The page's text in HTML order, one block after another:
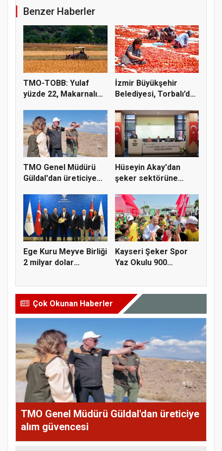
Benzer Haberler
TMO-TOBB: Yulaf
yüzde 22, Makarnalık
İzmir Büyükşehir
Belediyesi, Torbalı’da
TMO Genel Müdürü
Güldal'dan üreticiye
Hüseyin Akay'dan
şeker sektörüne
Ege Kuru Meyve Birliği
2 milyar dolar
Kayseri Şeker Spor
Yaz Okulu 900
Çok Okunan Haberler
TMO Genel Müdürü Güldal'dan üreticiye
alım güvencesi